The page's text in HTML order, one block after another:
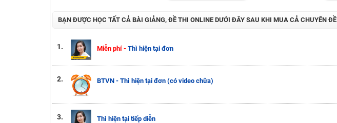
BẠN ĐƯỢC HỌC TẤT CẢ BÀI GIẢNG, ĐỀ THI ONLINE DƯỚI ĐÂY SAU KHI MUA CẢ CHUYÊN ĐỀ
1. Miễn phí - Thì hiện tại đơn
2. BTVN - Thì hiện tại đơn (có video chữa)
3. Thì hiện tại tiếp diễn